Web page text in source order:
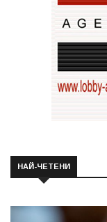
НАЙ-ЧЕТЕНИ